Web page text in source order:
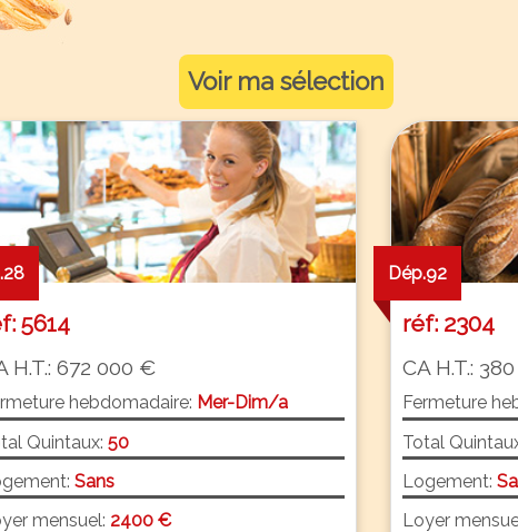
Voir ma sélection
5614
H.T.: 672 000 €
hebdomadaire: Mer-Dim/a
Quintaux: 50
Sans
mensuel: 2400 €
Dép.92
réf: 2304
CA H.T.:
Fermeture
Total
Logement:
Loyer